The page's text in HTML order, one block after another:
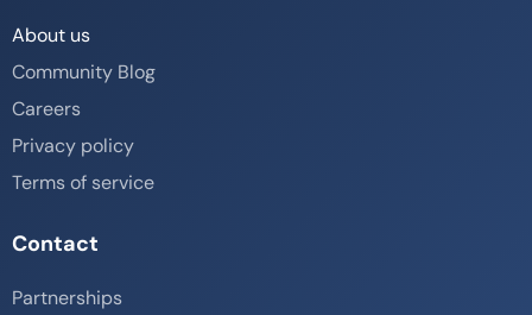
About us
Community Blog
Careers
Privacy policy
Terms of service
Contact
Partnerships